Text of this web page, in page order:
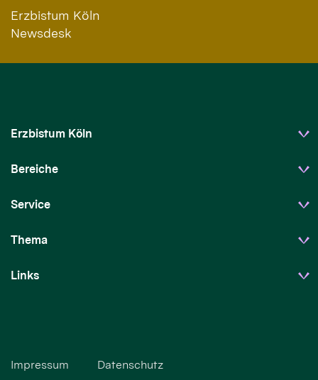
Erzbistum Köln
Newsdesk
Erzbistum Köln
Bereiche
Service
Thema
Links
Impressum Datenschutz